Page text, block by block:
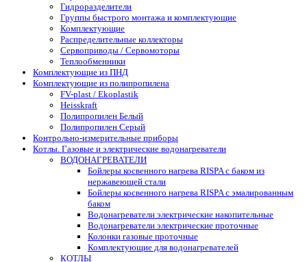
Гидроразделители
Группы быстрого монтажа и комплектующие
Комплектующие
Распределительные коллекторы
Сервоприводы / Сервомоторы
Теплообменники
Комплектующие из ПНД
Комплектующие из полипропилена
FV-plast / Ekoplastik
Heisskraft
Полипропилен Белый
Полипропилен Серый
Контрольно-измерительные приборы
Котлы. Газовые и электрические водонагреватели
ВОДОНАГРЕВАТЕЛИ
Бойлеры косвенного нагрева RISPA с баком из
нержавеющей стали
Бойлеры косвенного нагрева RISPA с эмалированным
баком
Водонагреватели электрические накопительные
Водонагреватели электрические проточные
Колонки газовые проточные
Комплектующие для водонагревателей
КОТЛЫ